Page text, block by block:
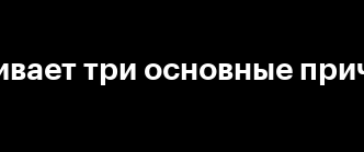
три основные